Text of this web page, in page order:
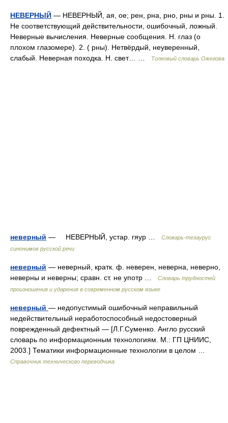
НЕВЕРНЫЙ — НЕВЕРНЫЙ, ая, ое; рен, рна, рно, рны и рны. 1.
Не соответствующий действительности, ошибочный, ложный.
Неверные вычисления. Неверные сообщения. Н. глаз (о
плохом глазомере). 2. ( рны). Нетвёрдый, неуверенный,
слабый. Неверная походка. Н. свет… …
Толковый словарь Ожегова
неверный — НЕВЕРНЫЙ, устар. гяур …
Словарь-тезаурус
синонимов русской речи
неверный — неверный, кратк. ф. неверен, неверна, неверно,
неверны и неверны; сравн. ст. не употр …
Словарь трудностей
произношения и ударения в современном русском языке
неверный — недопустимый ошибочный неправильный
недействительный неработоспособный недостоверный
поврежденный дефектный — [Л.Г.Суменко. Англо русский
словарь по информационным технологиям. М.: ГП ЦНИИС,
2003.] Тематики информационные технологии в целом …
Справочник технического переводчика